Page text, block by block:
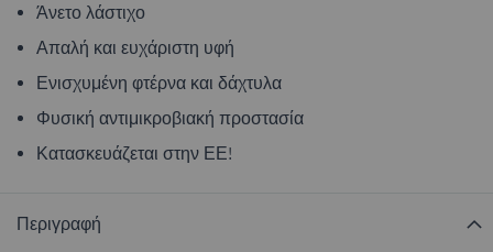
Άνετο λάστιχο
Απαλή και ευχάριστη υφή
Ενισχυμένη φτέρνα και δάχτυλα
Φυσική αντιμικροβιακή προστασία
Κατασκευάζεται στην ΕΕ!
Περιγραφή